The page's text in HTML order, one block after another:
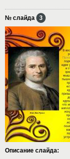
№ слайда 3
Описание слайда: